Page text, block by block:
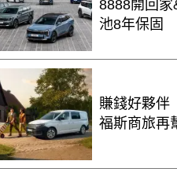
8888開回
池8年保固
賺錢好夥伴
福斯商旅再